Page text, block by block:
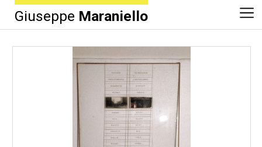
Giuseppe Maraniello